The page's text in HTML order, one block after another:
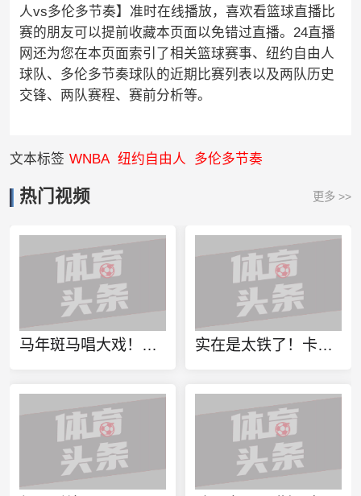
人vs多伦多节奏】准时在线播放，喜欢看篮球直播比
赛的朋友可以提前收藏本页面以免错过直播。24直播
网还为您在本页面索引了相关篮球赛事、纽约自由人
球队、多伦多节奏球队的近期比赛列表以及两队历史
交锋、两队赛程、赛前分析等。
文本标签 WNBA 纽约自由人 多伦多节奏
热门视频 更多 >>
马年斑马唱大戏！马刺上次打进总决赛还在12年前 GDPVS热火三巨头 实在是太铁了！卡鲁索14中3得12分5板4助 三分6中1&出现3失误